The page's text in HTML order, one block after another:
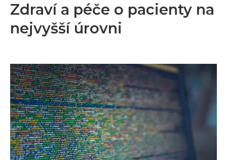
Zdraví a péče o pacienty na
nejvyšší úrovni